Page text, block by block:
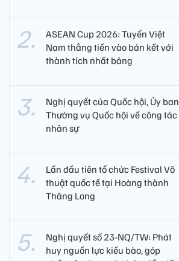
ASEAN Cup 2026: Tuyển Việt
Nam thẳng tiến vào bán kết với
thành tích nhất bảng
Nghị quyết của Quốc hội, Ủy ban
Thường vụ Quốc hội về công tác
nhân sự
Lần đầu tiên tổ chức Festival Võ
thuật quốc tế tại Hoàng thành
Thăng Long
Nghị quyết số 23-NQ/TW: Phát
huy nguồn lực kiều bào, góp